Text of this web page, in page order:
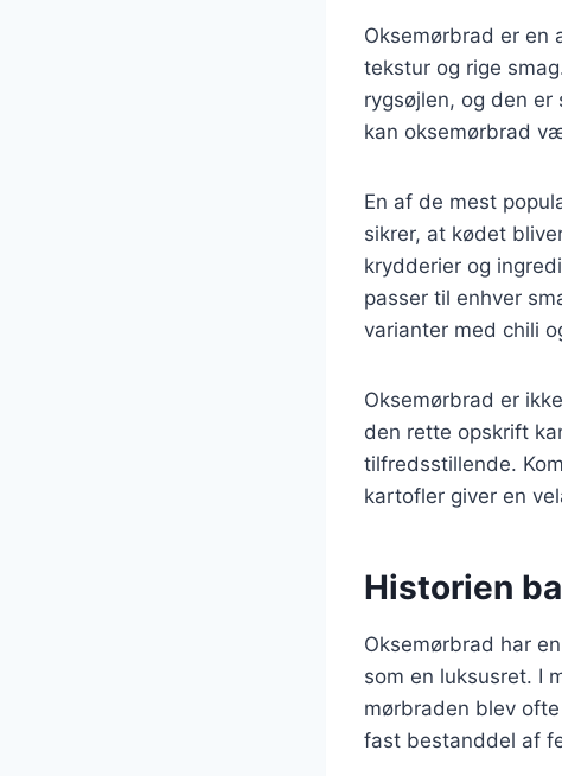
Oksemørbrad er
tekstur og rige
rygsøjlen, og den
kan oksemørbrad
En af de mest
sikrer, at kødet
krydderier og
passer til enhver
varianter med chili
Oksemørbrad er
den rette opskrift
tilfredsstillende.
kartofler giver en
Historien
Oksemørbrad har
som en luksusret. I
mørbraden blev
fast bestanddel af